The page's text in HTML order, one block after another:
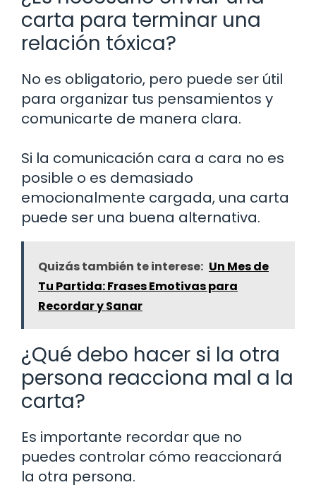
carta para terminar una
relación tóxica?
No es obligatorio, pero puede ser útil
para organizar tus pensamientos y
comunicarte de manera clara.
Si la comunicación cara a cara no es
posible o es demasiado
emocionalmente cargada, una carta
puede ser una buena alternativa.
Quizás también te interese: Un Mes de
Tu Partida: Frases Emotivas para
Recordar y Sanar
¿Qué debo hacer si la otra
persona reacciona mal a la
carta?
Es importante recordar que no
puedes controlar cómo reaccionará
la otra persona.